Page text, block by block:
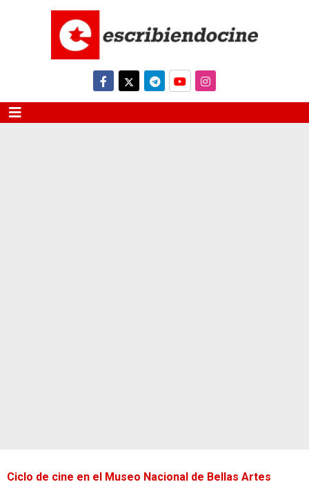
Ciclo de cine en el Museo Nacional de Bellas Artes